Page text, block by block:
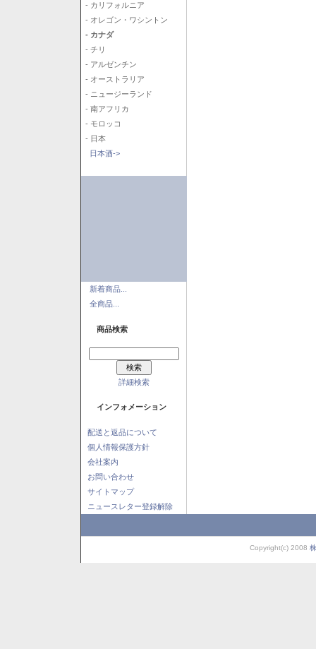
- カリフォルニア
- オレゴン・ワシントン
- カナダ
- チリ
- アルゼンチン
- オーストラリア
- ニュージーランド
- 南アフリカ
- モロッコ
- 日本
日本酒->
新着商品...
全商品...
商品検索
詳細検索
インフォメーション
配送と返品について
個人情報保護方針
会社案内
お問い合わせ
サイトマップ
ニュースレター登録解除
Copyright(c) 2008